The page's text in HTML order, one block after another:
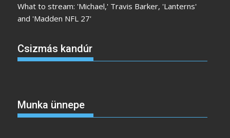
What to stream: 'Michael,' Travis Barker, 'Lanterns'
and 'Madden NFL 27'
Csizmás kandúr
Munka ünnepe